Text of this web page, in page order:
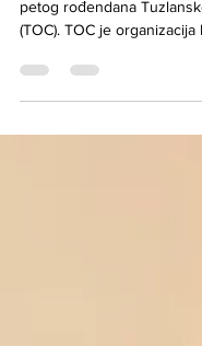
Polako ali sigurno
petog rođendana
(TOC). TOC je organizacija